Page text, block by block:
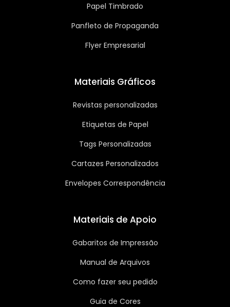
Papel Timbrado
Panfleto de Propaganda
Flyer Empresarial
Materiais Gráficos
Revistas personalizadas
Etiquetas de Papel
Tags Personalizadas
Cartazes Personalizados
Envelopes Correspondência
Materiais de Apoio
Gabaritos de Impressão
Manual de Arquivos
Como fazer seu pedido
Guia de Cores